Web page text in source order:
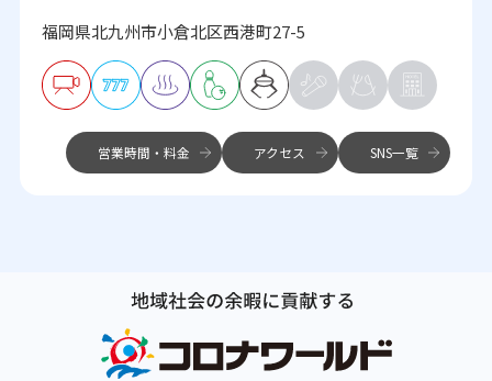
福岡県北九州市小倉北区西港町27-5
営業時間・料金 アクセス SNS一覧